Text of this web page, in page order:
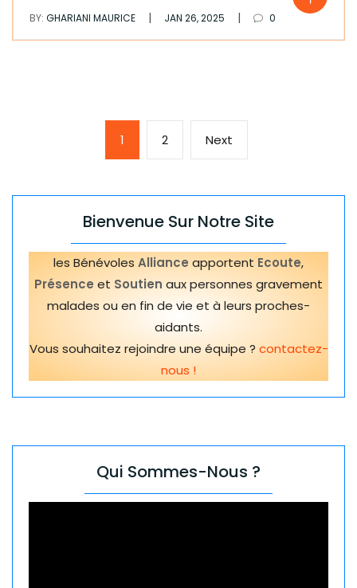
BY: GHARIANI MAURICE | JAN 26, 2025 | 0
Page
1 Page
2 Next
page
Bienvenue Sur Notre Site
les Bénévoles Alliance apportent Ecoute,
Présence et Soutien aux personnes gravement
malades ou en fin de vie et à leurs proches-
aidants.
Vous souhaitez rejoindre une équipe ? contactez-
nous !
Qui Sommes-Nous ?